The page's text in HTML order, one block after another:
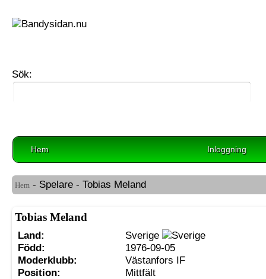
Sök:
Hem Inloggning
Hem - Spelare - Tobias Meland
Tobias Meland
Land:
Sverige
Född:
1976-09-05
Moderklubb:
Västanfors IF
Position:
Mittfält